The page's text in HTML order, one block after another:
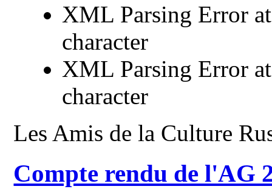
XML Parsing Error
character
XML Parsing Error
character
Les Amis de la Culture
Compte rendu de l'AG